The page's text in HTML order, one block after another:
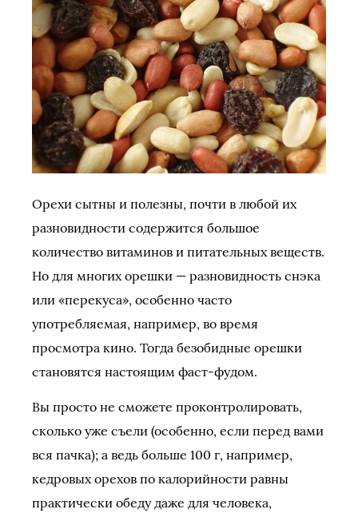
Орехи сытны и полезны, почти в любой их
разновидности содержится большое
количество витаминов и питательных веществ.
Но для многих орешки — разновидность снэка
или «перекуса», особенно часто
употребляемая, например, во время
просмотра кино. Тогда безобидные орешки
становятся настоящим фаст-фудом.
Вы просто не сможете проконтролировать,
сколько уже съели (особенно, если перед вами
вся пачка); а ведь больше 100 г, например,
кедровых орехов по калорийности равны
практически обеду даже для человека,